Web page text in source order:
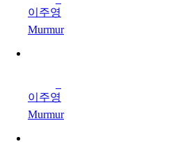
이주영
Murmur
이주영
Murmur